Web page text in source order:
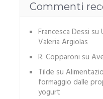
Commenti
Francesca Dessi su
Valeria Argiolas
R. Copparoni su
Tilde su
formaggio dalle
yogurt